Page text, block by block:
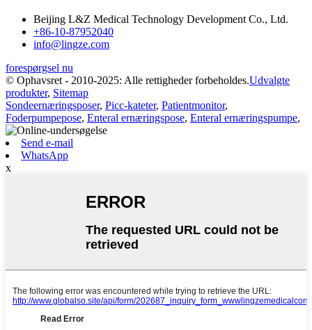
Beijing L&Z Medical Technology Development Co., Ltd.
+86-10-87952040
info@lingze.com
forespørgsel nu
© Ophavsret - 2010-2025: Alle rettigheder forbeholdes.Udvalgte
produkter, Sitemap
Sondeernæringsposer, Picc-kateter, Patientmonitor,
Foderpumpepose, Enteral ernæringspose, Enteral ernæringspumpe,
Send e-mail
WhatsApp
x